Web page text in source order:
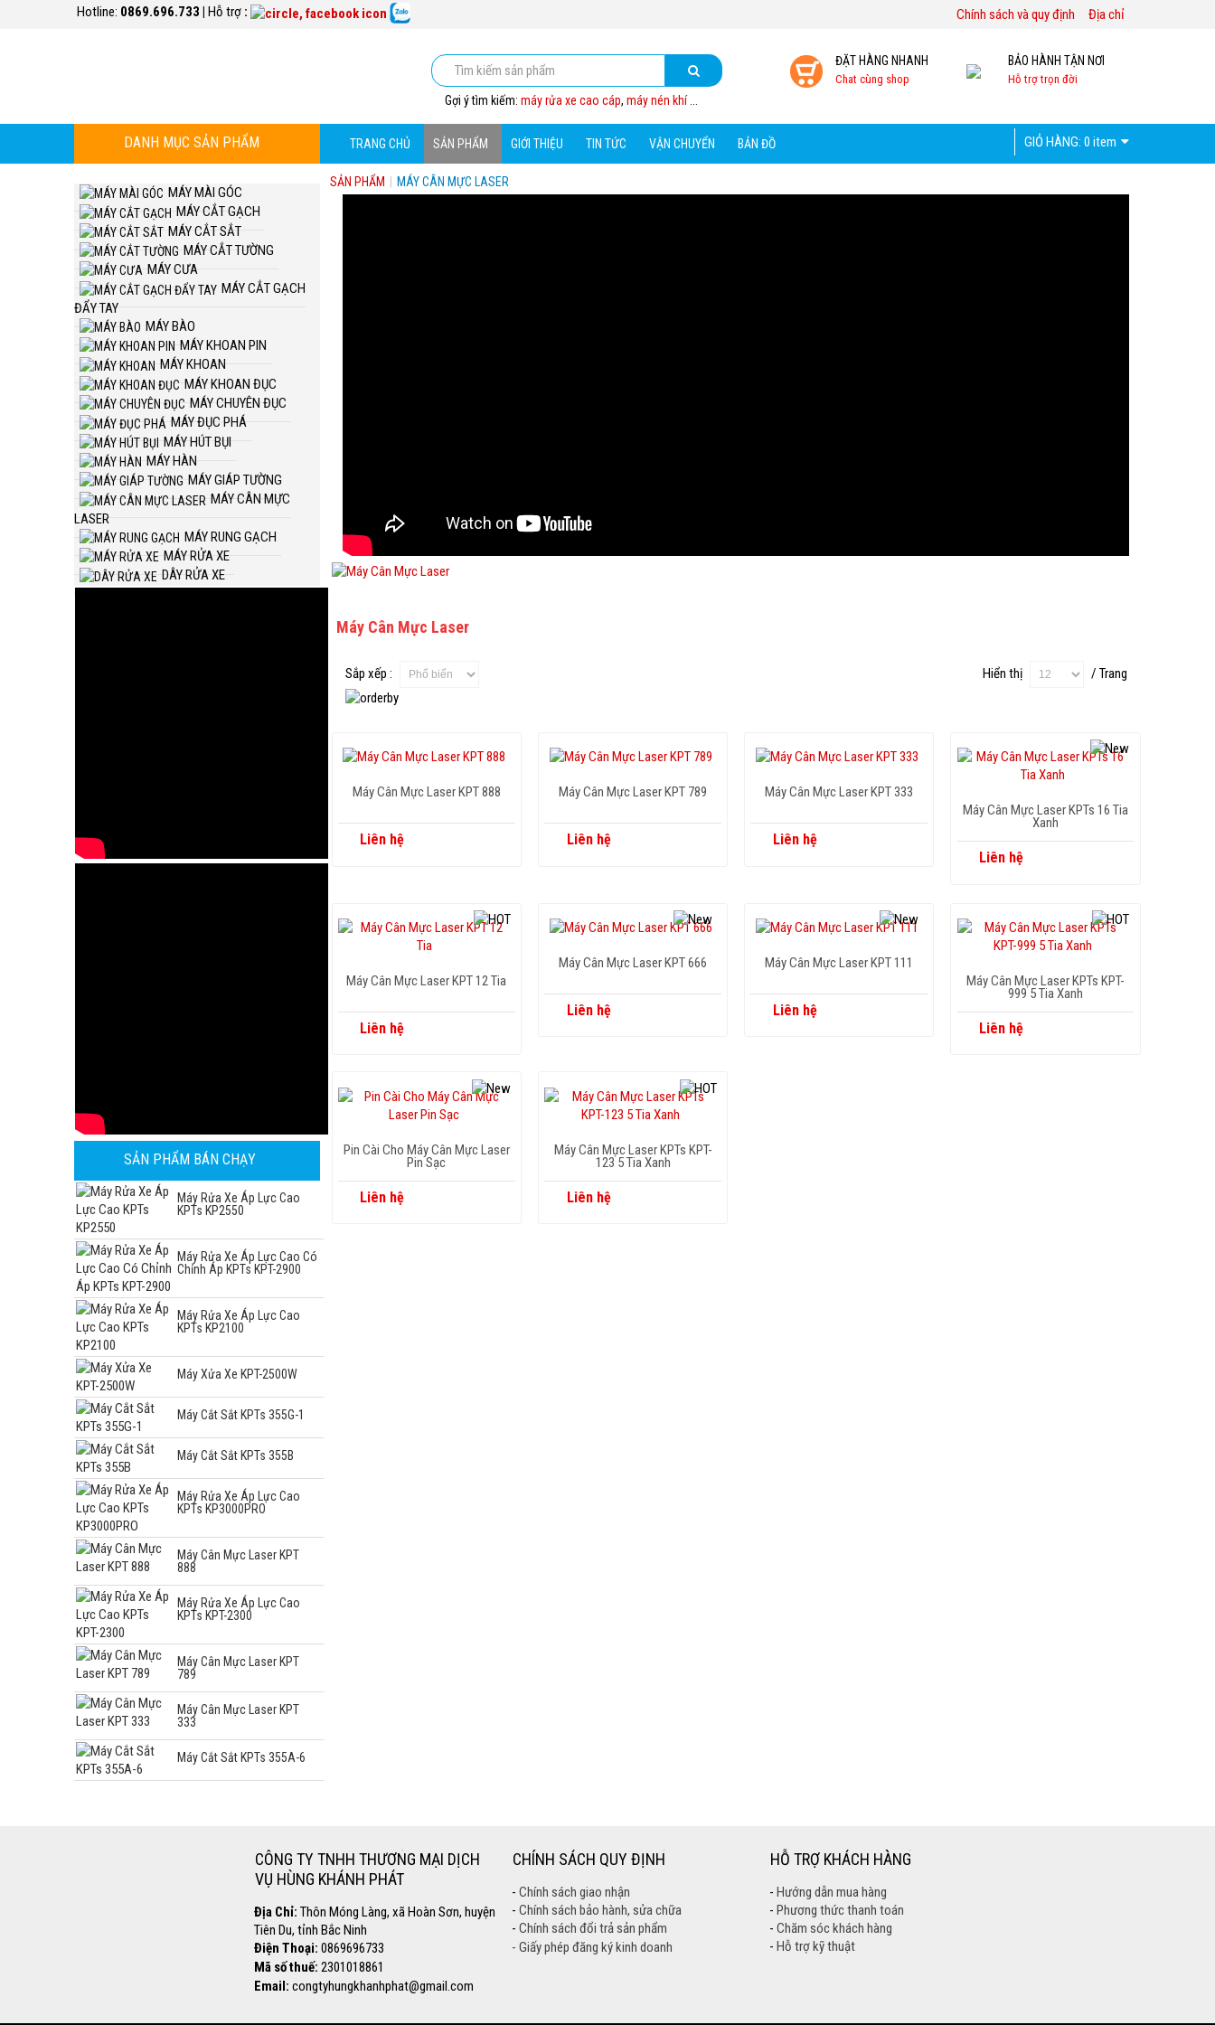
Hotline: 0869.696.733 Hỗ trợ : Chính sách và quy định Địa chỉ
Gợi ý tìm kiếm:máy rửa xe cao cáp,máy nén khí...
ĐẶT HÀNG NHANH
Chat cùng shop
BẢO HÀNH TẬN NƠI
Hỗ trợ trọn đời
TRANG CHỦ SẢN PHẨM GIỚI THIỆU TIN TỨC VẬN CHUYỂN BẢN ĐỒ GIỎ HÀNG: 0 item
SẢN PHẨM MÁY CÂN MỰC LASER
DANH MỤC SẢN PHẨM
MÁY MÀI GÓC
MÁY CẮT GẠCH
MÁY CẮT SẮT
MÁY CẮT TƯỜNG
MÁY CƯA
MÁY CẮT GẠCH
ĐẨY TAY
MÁY BÀO
MÁY KHOAN PIN
MÁY KHOAN
MÁY KHOAN ĐỤC
MÁY CHUYÊN ĐỤC
MÁY ĐỤC PHÁ
MÁY HÚT BỤI
MÁY HÀN
MÁY GIÁP TƯỜNG
MÁY CÂN MỰC
LASER
MÁY RUNG GẠCH
MÁY RỬA XE
DÂY RỬA XE
SẢN PHẨM BÁN CHẠY
Máy Rửa Xe Áp Lực Cao
KPTs KP2550
Máy Rửa Xe Áp Lực Cao Có
Chỉnh Áp KPTs KPT-2900
Máy Rửa Xe Áp Lực Cao
KPTs KP2100
Máy Xửa Xe KPT-2500W
Máy Cắt Sắt KPTs 355G-1
Máy Cắt Sắt KPTs 355B
Máy Rửa Xe Áp Lực Cao
KPTs KP3000PRO
Máy Cân Mực Laser KPT
888
Máy Rửa Xe Áp Lực Cao
KPTs KPT-2300
Máy Cân Mực Laser KPT
789
Máy Cân Mực Laser KPT
333
Máy Cắt Sắt KPTs 355A-6
Máy Cân Mực Laser
Sắp xếp : Hiển thị / Trang
Máy Cân Mực Laser KPT 888
Liên hệ
Máy Cân Mực Laser KPT 789
Liên hệ
Máy Cân Mực Laser KPT 333
Liên hệ
Máy Cân Mực Laser KPTs 16 Tia
Xanh
Liên hệ
Máy Cân Mực Laser KPT 12 Tia
Liên hệ
Máy Cân Mực Laser KPT 666
Liên hệ
Máy Cân Mực Laser KPT 111
Liên hệ
Máy Cân Mực Laser KPTs KPT-
999 5 Tia Xanh
Liên hệ
Pin Cài Cho Máy Cân Mực Laser
Pin Sạc
Liên hệ
Máy Cân Mực Laser KPTs KPT-
123 5 Tia Xanh
Liên hệ
CÔNG TY TNHH THƯƠNG MẠI DỊCH
VỤ HÙNG KHÁNH PHÁT
Địa Chỉ: Thôn Móng Làng, xã Hoàn Sơn, huyện
Tiên Du, tỉnh Bắc Ninh
Điện Thoại: 0869696733
Mã số thuế: 2301018861
Email: congtyhungkhanhphat@gmail.com
CHÍNH SÁCH QUY ĐỊNH
-Chính sách giao nhận
-Chính sách bảo hành, sửa chữa
-Chính sách đổi trả sản phẩm
- Giấy phép đăng ký kinh doanh
HỖ TRỢ KHÁCH HÀNG
- Hướng dẫn mua hàng
- Phương thức thanh toán
- Chăm sóc khách hàng
- Hỗ trợ kỹ thuật